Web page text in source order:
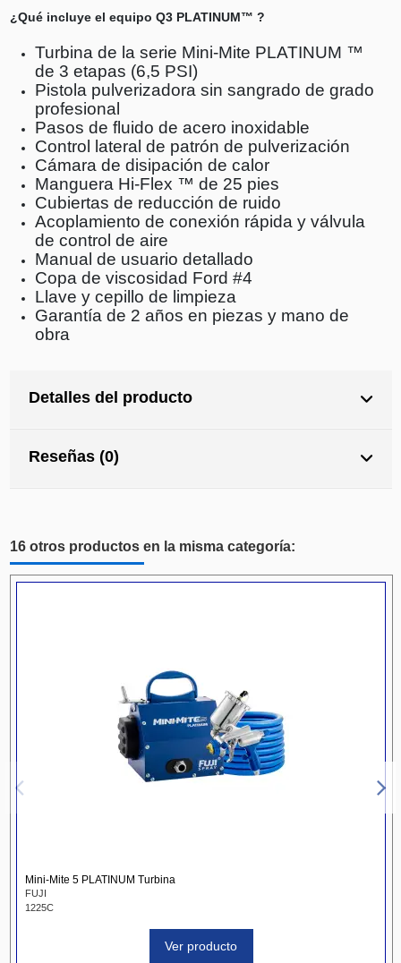
¿Qué incluye el equipo Q3 PLATINUM™ ?
Turbina de la serie Mini-Mite PLATINUM ™
de 3 etapas (6,5 PSI)
Pistola pulverizadora sin sangrado de grado
profesional
Pasos de fluido de acero inoxidable
Control lateral de patrón de pulverización
Cámara de disipación de calor
Manguera Hi-Flex ™ de 25 pies
Cubiertas de reducción de ruido
Acoplamiento de conexión rápida y válvula
de control de aire
Manual de usuario detallado
Copa de viscosidad Ford #4
Llave y cepillo de limpieza
Garantía de 2 años en piezas y mano de
obra
Detalles del producto
Reseñas (0)
16 otros productos en la misma categoría:
Mini-Mite 5 PLATINUM Turbina
FUJI
1225C
Ver producto